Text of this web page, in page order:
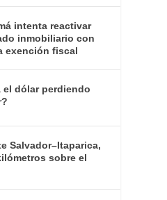
intenta reactivar
inmobiliario con
exención fiscal
el dólar perdiendo
Salvador–Itaparica,
sobre el